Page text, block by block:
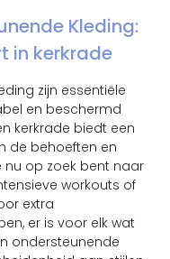
Kleding:
in kerkrade
zijn essentiële
en beschermd
kerkrade biedt een
de behoeften en
nu op zoek bent naar
workouts of
extra
er is voor elk wat
ondersteunende